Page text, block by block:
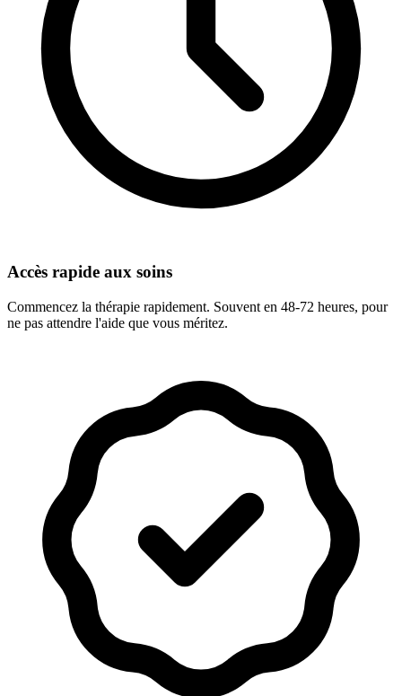
Accès rapide aux soins
Commencez la thérapie rapidement. Souvent en 48-72 heures, pour
ne pas attendre l'aide que vous méritez.